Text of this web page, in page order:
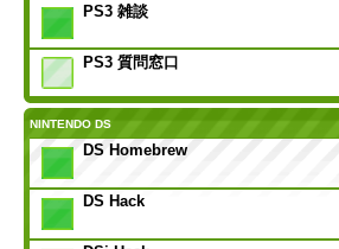
PS3 雑談
PS3 質問窓口
NINTENDO DS
DS Homebrew
DS Hack